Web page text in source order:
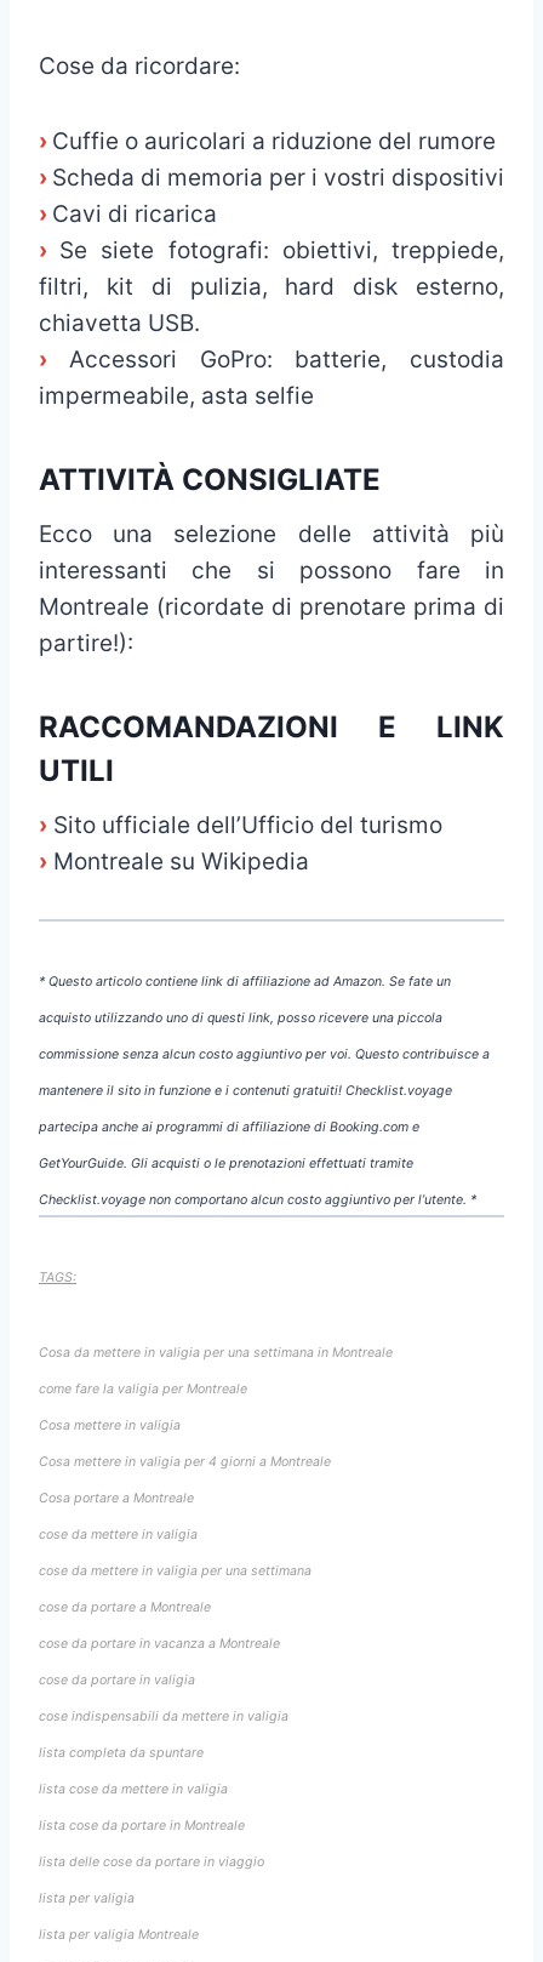
Cose da ricordare:
› Cuffie o auricolari a riduzione del rumore
› Scheda di memoria per i vostri dispositivi
› Cavi di ricarica
› Se siete fotografi: obiettivi, treppiede,
filtri, kit di pulizia, hard disk esterno,
chiavetta USB.
› Accessori GoPro: batterie, custodia
impermeabile, asta selfie
ATTIVITÀ CONSIGLIATE
Ecco una selezione delle attività più
interessanti che si possono fare in
Montreale (ricordate di prenotare prima di
partire!):
RACCOMANDAZIONI E LINK
UTILI
› Sito ufficiale dell’Ufficio del turismo
› Montreale su Wikipedia
* Questo articolo contiene link di affiliazione ad Amazon. Se fate un
acquisto utilizzando uno di questi link, posso ricevere una piccola
commissione senza alcun costo aggiuntivo per voi. Questo contribuisce a
mantenere il sito in funzione e i contenuti gratuiti! Checklist.voyage
partecipa anche ai programmi di affiliazione di Booking.com e
GetYourGuide. Gli acquisti o le prenotazioni effettuati tramite
Checklist.voyage non comportano alcun costo aggiuntivo per l’utente. *
TAGS:
Cosa da mettere in valigia per una settimana in Montreale
come fare la valigia per Montreale
Cosa mettere in valigia
Cosa mettere in valigia per 4 giorni a Montreale
Cosa portare a Montreale
cose da mettere in valigia
cose da mettere in valigia per una settimana
cose da portare a Montreale
cose da portare in vacanza a Montreale
cose da portare in valigia
cose indispensabili da mettere in valigia
lista completa da spuntare
lista cose da mettere in valigia
lista cose da portare in Montreale
lista delle cose da portare in viaggio
lista per valigia
lista per valigia Montreale